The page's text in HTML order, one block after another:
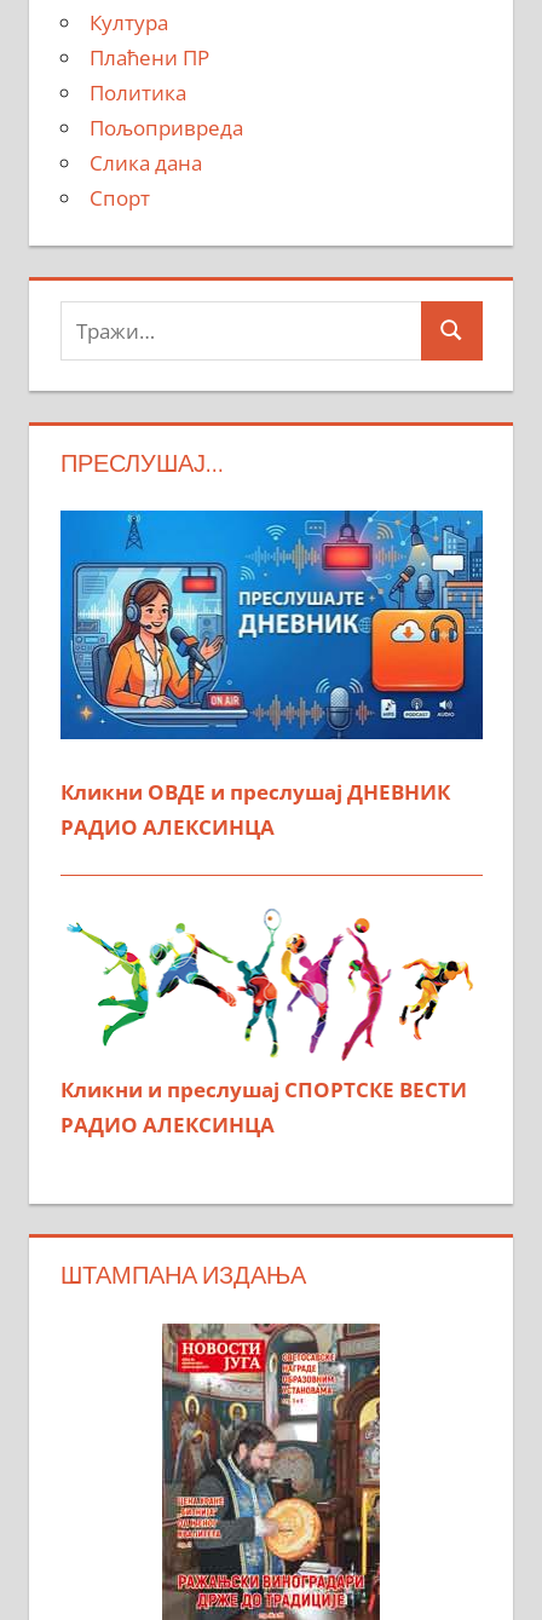
Култура
Плаћени ПР
Политика
Пољопривреда
Слика дана
Спорт
Тражи:
Search
ПРЕСЛУШАЈ…
Кликни ОВДЕ и преслушај ДНЕВНИК
РАДИО АЛЕКСИНЦА
Кликни и преслушај СПОРТСКЕ ВЕСТИ
РАДИО АЛЕКСИНЦА
ШТАМПАНА ИЗДАЊА